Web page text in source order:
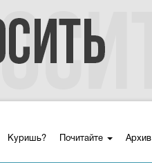
Куришь? Почитайте Архив